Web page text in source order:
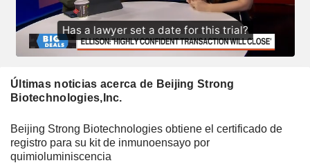
Últimas noticias acerca de Beijing Strong
Biotechnologies,Inc.
Beijing Strong Biotechnologies obtiene el certificado de
registro para su kit de inmunoensayo por
quimioluminiscencia